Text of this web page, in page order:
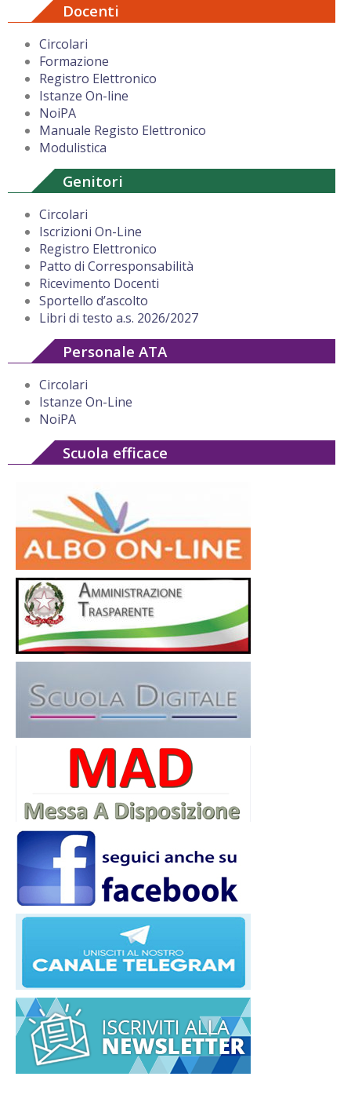
Docenti
Circolari
Formazione
Registro Elettronico
Istanze On-line
NoiPA
Manuale Registo Elettronico
Modulistica
Genitori
Circolari
Iscrizioni On-Line
Registro Elettronico
Patto di Corresponsabilità
Ricevimento Docenti
Sportello d’ascolto
Libri di testo a.s. 2026/2027
Personale ATA
Circolari
Istanze On-Line
NoiPA
Scuola efficace